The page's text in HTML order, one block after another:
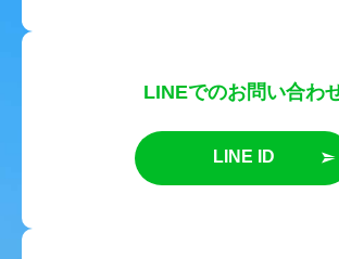
LINEでのお問い合わ
LINE ID